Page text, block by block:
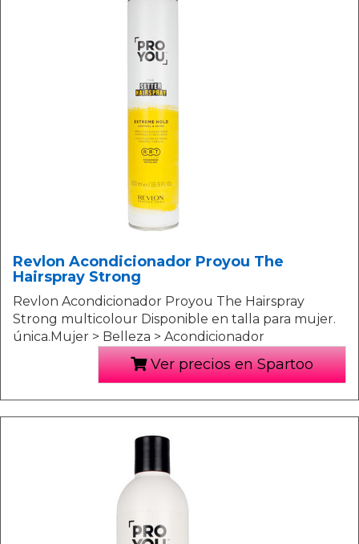
Revlon Acondicionador Proyou The
Hairspray Strong
Revlon Acondicionador Proyou The Hairspray
Strong multicolour Disponible en talla para mujer.
única.Mujer > Belleza > Acondicionador
Ver precios en Spartoo